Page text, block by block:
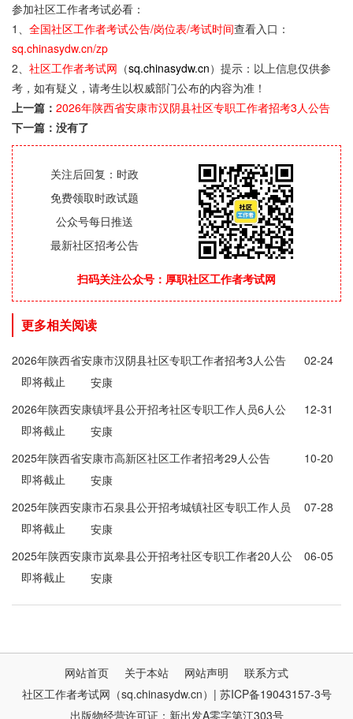
参加社区工作者考试必看：
1、 全国社区工作者考试公告/岗位表/考试时间查看入口：
sq.chinasydw.cn/zp
2、 社区工作者考试网 （sq.chinasydw.cn）提示：以上信息仅供参
考，如有疑义，请考生以权威部门公布的内容为准！
上一篇： 2026年陕西省安康市汉阴县社区专职工作者招考3人公告
下一篇：没有了
关注后回复：时政
免费领取时政试题
公众号每日推送
最新社区招考公告
扫码关注公众号：厚职社区工作者考试网
更多相关阅读
2026年陕西省安康市汉阴县社区专职工作者招考3人公告
02-24
即将截止
安康
2026年陕西安康镇坪县公开招考社区专职工作人员6人公
告
12-31
即将截止
安康
2025年陕西省安康市高新区社区工作者招考29人公告
10-20
即将截止
安康
2025年陕西安康市石泉县公开招考城镇社区专职工作人员
16人公告
07-28
即将截止
安康
2025年陕西安康市岚皋县公开招考社区专职工作者20人公
告
06-05
即将截止
安康
网站首页 关于本站 网站声明
联系方式
社区工作者考试网（sq.chinasydw.cn）| 苏ICP备19043157-3号
出版物经营许可证：新出发A零字第江303号